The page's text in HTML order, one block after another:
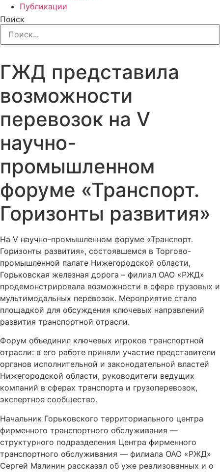
Публикации
Поиск
ГЖД представила
возможности
перевозок на V
научно-
промышленном
форуме «Транспорт.
Горизонты развития»
На V научно-промышленном форуме «Транспорт.
Горизонты развития», состоявшемся в Торгово-
промышленной палате Нижегородской области,
Горьковская железная дорога – филиал ОАО «РЖД»
продемонстрировала возможности в сфере грузовых и
мультимодальных перевозок. Мероприятие стало
площадкой для обсуждения ключевых направлений
развития транспортной отрасли.
Форум объединил ключевых игроков транспортной
отрасли: в его работе приняли участие представители
органов исполнительной и законодательной властей
Нижегородской области, руководители ведущих
компаний в сферах транспорта и грузоперевозок,
экспертное сообщество.
Начальник Горьковского территориального центра
фирменного транспортного обслуживания —
структурного подразделения Центра фирменного
транспортного обслуживания — филиала ОАО «РЖД»
Сергей Малинин рассказал об уже реализованных и о